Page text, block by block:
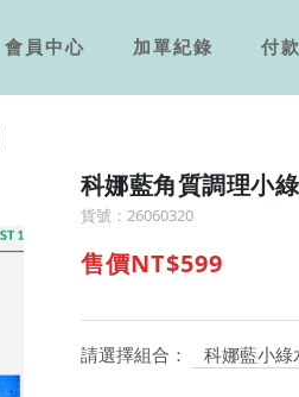
會員中心 加單紀錄 付
科娜藍角質調理小
貨號：26060320
售價NT$599
請選擇組合：